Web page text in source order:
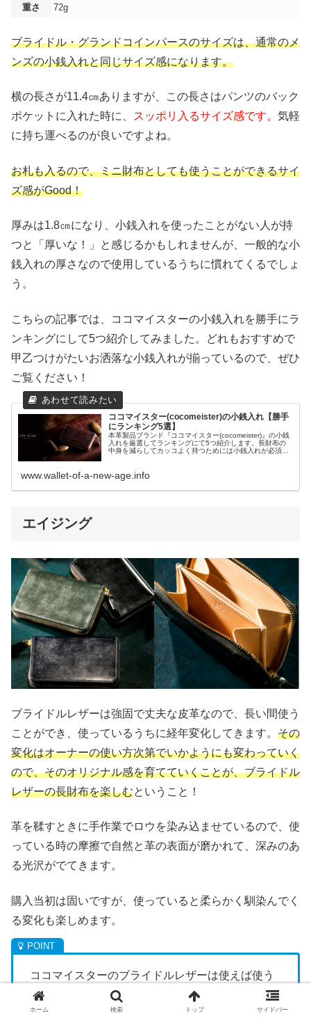
重さ
72g
ブライドル・グランドコインパースのサイズは、通常のメ
ンズの小銭入れと同じサイズ感になります。
横の長さが11.4㎝ありますが、この長さはパンツのバック
ポケットに入れた時に、 スッポリ入るサイズ感です。 気軽
に持ち運べるのが良いですよね。
お札も入るので、ミニ財布としても使うことができるサイ
ズ感がGood！
厚みは1.8㎝になり、小銭入れを使ったことがない人が持
つと「厚いな！」と感じるかもしれませんが、一般的な小
銭入れの厚さなので使用しているうちに慣れてくるでしょ
う。
こちらの記事では、ココマイスターの小銭入れを勝手にラ
ンキングにして5つ紹介してみました。どれもおすすめで
甲乙つけがたいお洒落な小銭入れが揃っているので、ぜひ
ご覧ください！
ココマイスター(cocomeister)の小銭入れ【勝手
にランキング5選】
本革製品ブランド『ココマイスター(cocomeister)』の小銭
入れを厳選してランキングにて5つ紹介します。長財布の
中身を減らしてカッコよく持つためには小銭入れが必須で
www.wallet-of-a-new-age.info
エイジング
ブライドルレザーは強固で丈夫な皮革なので、長い間使う
ことができ、使っているうちに経年変化してきます。 その
変化はオーナーの使い方次第でいかようにも変わっていく
ので、そのオリジナル感を育てていくことが、ブライドル
レザーの長財布を楽しむということ！
革を鞣すときに手作業でロウを染み込ませているので、使
っている時の摩擦で自然と革の表面が磨かれて、深みのあ
る光沢がでてきます。
購入当初は固いですが、使っていると柔らかく馴染んでく
る変化も楽しめます。
ココマイスターのブライドルレザーは使えば使う
ほど光沢が増す！
ホーム 検索 トップ サイドバー